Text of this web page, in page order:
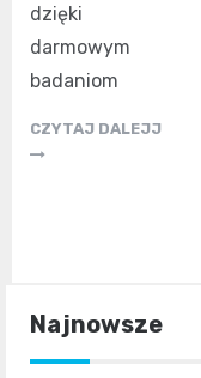
dzięki
darmowym
badaniom
CZYTAJ DALEJJ
Najnowsze